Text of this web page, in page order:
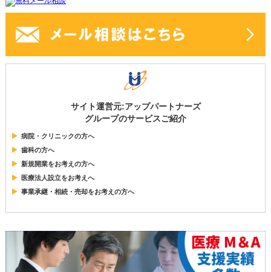
サイト運営元:アップパートナーズ
グループのサービスご紹介
病院・クリニックの方へ
歯科の方へ
新規開業をお考えの方へ
医療法人設立をお考えへ
事業承継・相続・売却をお考えの方へ